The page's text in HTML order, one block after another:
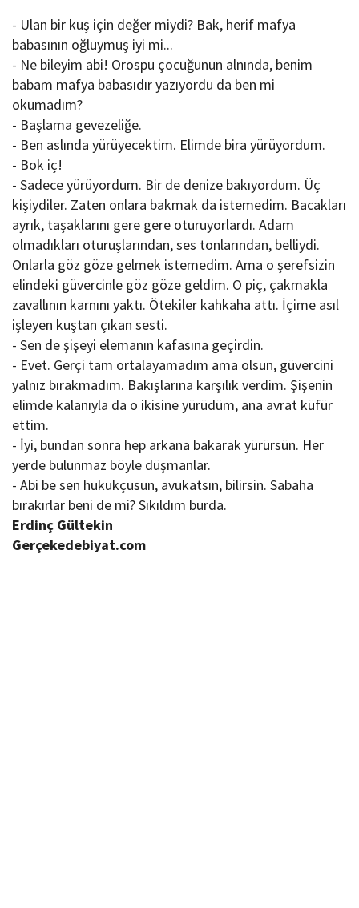
n
- Ulan bir kuş için değer miydi? Bak, herif mafya
babasının oğluymuş iyi mi...
- Ne bileyim abi! Orospu çocuğunun alnında, benim
babam mafya babasıdır yazıyordu da ben mi
okumadım?
- Başlama gevezeliğe.
- Ben aslında yürüyecektim. Elimde bira yürüyordum.
- Bok iç!
- Sadece yürüyordum. Bir de denize bakıyordum. Üç
kişiydiler. Zaten onlara bakmak da istemedim. Bacakları
ayrık, taşaklarını gere gere oturuyorlardı. Adam
olmadıkları oturuşlarından, ses tonlarından, belliydi.
Onlarla göz göze gelmek istemedim. Ama o şerefsizin
elindeki güvercinle göz göze geldim. O piç, çakmakla
zavallının karnını yaktı. Ötekiler kahkaha attı. İçime asıl
işleyen kuştan çıkan sesti.
- Sen de şişeyi elemanın kafasına geçirdin.
- Evet. Gerçi tam ortalayamadım ama olsun, güvercini
yalnız bırakmadım. Bakışlarına karşılık verdim. Şişenin
elimde kalanıyla da o ikisine yürüdüm, ana avrat küfür
ettim.
- İyi, bundan sonra hep arkana bakarak yürürsün. Her
yerde bulunmaz böyle düşmanlar.
- Abi be sen hukukçusun, avukatsın, bilirsin. Sabaha
bırakırlar beni de mi? Sıkıldım burda.
Erdinç Gültekin
Gerçekedebiyat.com